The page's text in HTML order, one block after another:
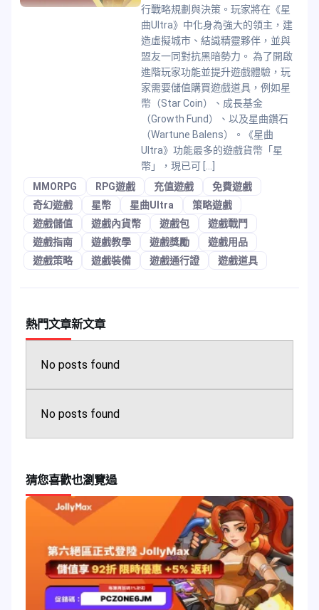
行戰略規劃與決策。玩家將在《星
曲Ultra》中化身為強大的領主，建
造虛擬城市、結識精靈夥伴，並與
盟友一同對抗黑暗勢力。 為了開啟
進階玩家功能並提升遊戲體驗，玩
家需要儲值購買遊戲道具，例如星
幣（Star Coin）、成長基金
（Growth Fund）、以及星曲鑽石
（Wartune Balens）。《星曲
Ultra》功能最多的遊戲貨幣「星
幣」，現已可 […]
MMORPG
RPG遊戲 充值遊戲
免費遊戲
奇幻遊戲
星幣 星曲Ultra
策略遊戲
遊戲儲值
遊戲內貨幣 遊戲包
遊戲戰鬥
遊戲指南
遊戲教學 遊戲獎勵
遊戲用品
遊戲策略
遊戲裝備 遊戲通行證 遊戲道具
熱門文章新文章
No posts found
No posts found
猜您喜歡也瀏覽過